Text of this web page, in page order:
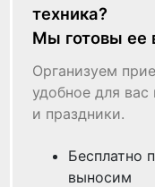
техника?
Мы готовы ее
Организуем
удобное для
и праздники.
Бесплатно
выносим